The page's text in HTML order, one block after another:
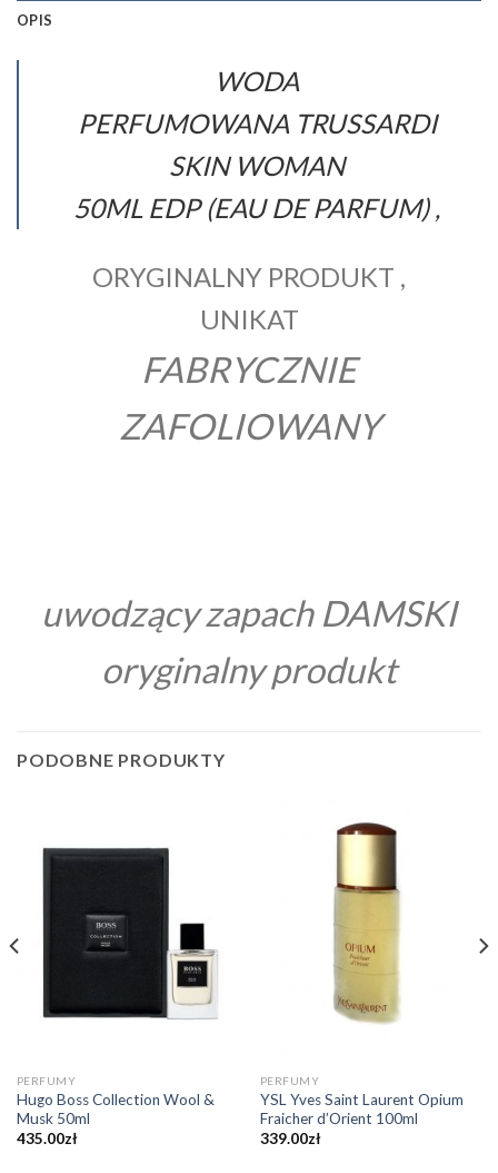
OPIS
WODA
PERFUMOWANA TRUSSARDI
SKIN WOMAN
50ML EDP (EAU DE PARFUM) ,
ORYGINALNY PRODUKT ,
UNIKAT
FABRYCZNIE
ZAFOLIOWANY
uwodzący zapach DAMSKI
oryginalny produkt
PODOBNE PRODUKTY
PERFUMY
Hugo Boss Collection Wool &
Musk 50ml
435.00zł
PERFUMY
YSL Yves Saint Laurent Opium
Fraicher d’Orient 100ml
339.00zł